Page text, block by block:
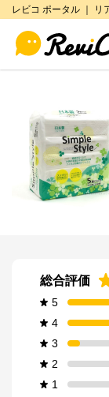
レビコ ポータル ｜ リ
総合評価
5
4
3
2
1